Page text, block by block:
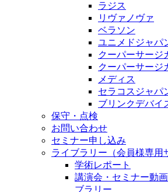
ラジス
リヴァノヴァ
ベラソン
ユニメドジャパ
クーパーサージ
クーパーサージ
メディス
セラコスジャパ
ブリンクデバイ
保守・点検
お問い合わせ
セミナー申し込み
ライブラリー（会員様専用
学術レポート
講演会・セミナー動
ブラリー